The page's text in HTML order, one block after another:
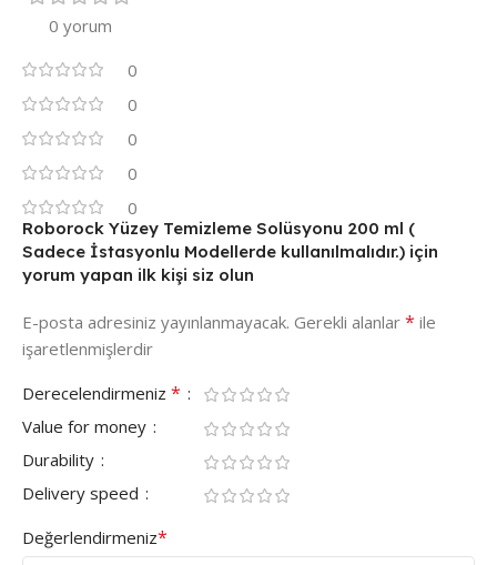
0 yorum
0
0
0
0
0
Roborock Yüzey Temizleme Solüsyonu 200 ml (
Sadece İstasyonlu Modellerde kullanılmalıdır.) için
yorum yapan ilk kişi siz olun
E-posta adresiniz yayınlanmayacak. Gerekli alanlar * ile
işaretlenmişlerdir
Derecelendirmeniz *
Value for money
Durability
Delivery speed
Değerlendirmeniz*